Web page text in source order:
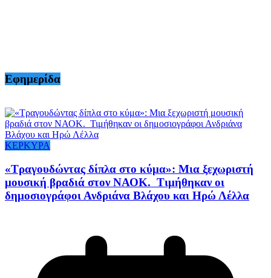
Εφημερίδα
ΚΕΡΚΥΡΑ
«Τραγουδώντας δίπλα στο κύμα»: Μια ξεχωριστή
μουσική βραδιά στον ΝΑΟΚ. Τιμήθηκαν οι
δημοσιογράφοι Ανδριάνα Βλάχου και Ηρώ Λέλλα